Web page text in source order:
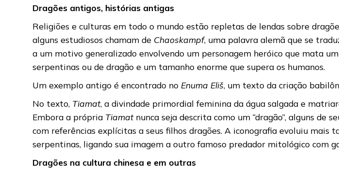
Dragões antigos, histórias antigas
Religiões e culturas em todo o mundo estão repletas de lendas sobre
alguns estudiosos chamam de Chaoskampf, uma palavra alemã que se
a um motivo generalizado envolvendo um personagem heróico que mata
serpentinas ou de dragão e um tamanho enorme que supera os humanos.
Um exemplo antigo é encontrado no Enuma Eliš, um texto da criação
No texto, Tiamat, a divindade primordial feminina da água salgada e
Embora a própria Tiamat nunca seja descrita como um “dragão”, alguns de
com referências explícitas a seus filhos dragões. A iconografia evoluiu mais
serpentinas, ligando sua imagem a outro famoso predador mitológico com
Dragões na cultura chinesa e em outras